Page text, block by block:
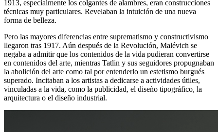
1913, especialmente los colgantes de alambres, eran construcciones
técnicas muy particulares. Revelaban la intuición de una nueva
forma de belleza.
Pero las mayores diferencias entre suprematismo y constructivismo
llegaron tras 1917. Aún después de la Revolución, Malévich se
negaba a admitir que los contenidos de la vida pudieran convertirse
en contenidos del arte, mientras Tatlin y sus seguidores propugnaban
la abolición del arte como tal por entenderlo un estetismo burgués
superado. Incitaban a los artistas a dedicarse a actividades útiles,
vinculadas a la vida, como la publicidad, el diseño tipográfico, la
arquitectura o el diseño industrial.